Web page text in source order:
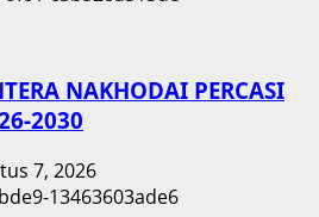
NAKHODAI PERCASI
2030
7, 2026